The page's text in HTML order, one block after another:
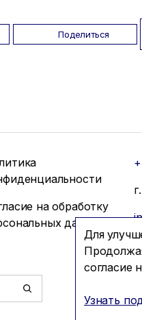
Поделиться
Для
согласие
Узнать
на обработку
данных